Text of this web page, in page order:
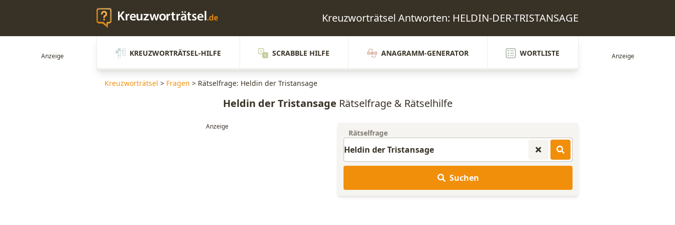
Kreuzworträtsel Antworten: HELDIN-DER-TRISTANSAGE
KREUZWORTRÄTSEL-HILFE SCRABBLE HILFE ANAGRAMM-GENERATOR WORTLISTE
Kreuzworträtsel > Fragen > Rätselfrage: Heldin der Tristansage
Heldin der Tristansage Rätselfrage & Rätselhilfe
Rätselfrage
Suchen